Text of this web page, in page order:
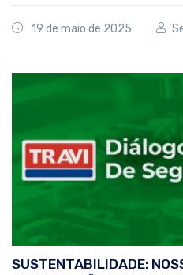
19 de maio de 2025
SUSTENTABILIDADE: